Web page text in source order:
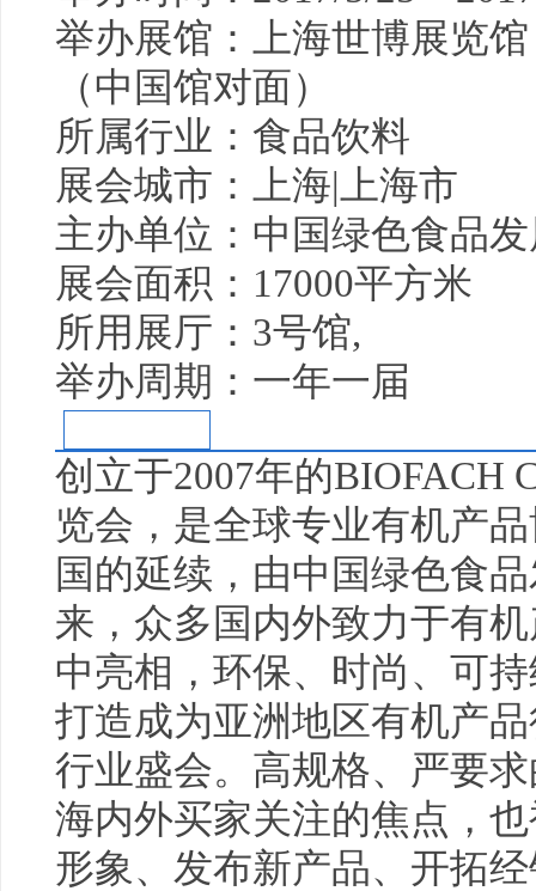
举办展馆：上海世博展览
（中国馆对面）
所属行业：食品饮料
展会城市：上海|上海市
主办单位：中国绿色食品
展会面积：17000平方米
所用展厅：3号馆,
举办周期：一年一届
创立于2007年的BIOFACH
览会，是全球专业有机产
国的延续，由中国绿色食
来，众多国内外致力于有
中亮相，环保、时尚、可
打造成为亚洲地区有机产
行业盛会。高规格、严要
海内外买家关注的焦点，
形象、发布新产品、开拓